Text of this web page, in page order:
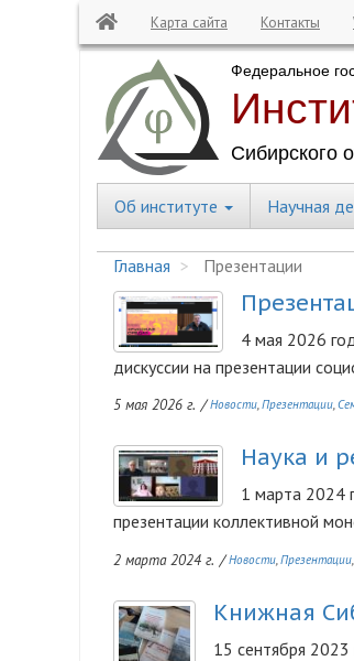
Карта сайта Контакты
Central
Об институте Научная
Главная
Презентации
Изображение
4 мая 2026
дискуссии на презентации
5 мая 2026 г. / Новости Презентации
Изображение Наука и
1 марта 2024
презентации коллективной
2 марта 2024 г. / Новости Презентации
ИзображениеКнижная
15 сентября